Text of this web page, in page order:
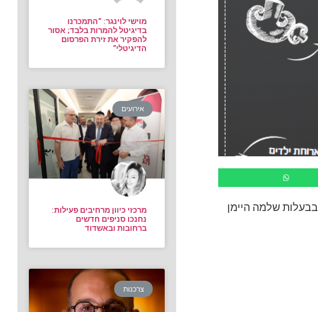
המסעדה הכשרה המפורסמת בצפת – מנדי’ס – הצטרפה לפרסום VIP בבעלות שלמה היימן
מוישי לוינגר: “התמכרנו
בדיגיטל להמרות בלבד; אסור
להפקיר את זירת הפרסום
הדיגיטלי”
אירועים
מרכזי כיוון מרחיבים פעילות:
נחנכו סניפים חדשים
ברחובות ובאשדוד
צרכנות